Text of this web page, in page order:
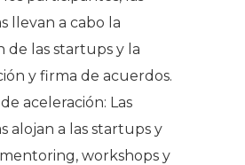
llevan a cabo la
de las startups y la
y firma de acuerdos.
aceleración: Las
alojan a las startups y
mentoring, workshops y